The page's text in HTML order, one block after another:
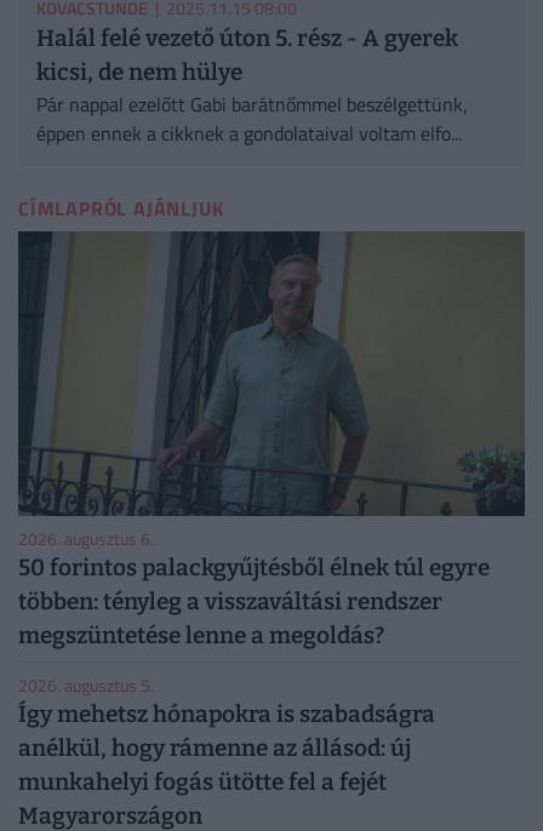
KOVACSTUNDE | 2025.11.15 08:00
Halál felé vezető úton 5. rész - A gyerek
kicsi, de nem hülye
Pár nappal ezelőtt Gabi barátnőmmel beszélgettünk,
éppen ennek a cikknek a gondolataival voltam elfo...
CÍMLAPRÓL AJÁNLJUK
2026. augusztus 6.
50 forintos palackgyűjtésből élnek túl egyre
többen: tényleg a visszaváltási rendszer
megszüntetése lenne a megoldás?
2026. augusztus 5.
Így mehetsz hónapokra is szabadságra
anélkül, hogy rámenne az állásod: új
munkahelyi fogás ütötte fel a fejét
Magyarországon